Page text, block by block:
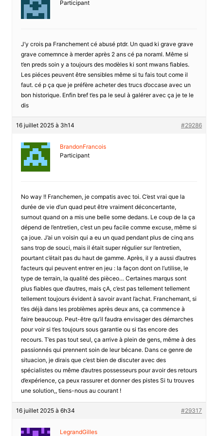
Participant
J’y crois pa Franchement cé abusé ptdr. Un quad ki grave grave
grave comemnce à merder après 2 ans cé pa noraml. Même si
t’en preds soin y a toujours des modèles ki sont mwans fiables.
Les piéces peuvent être sensibles même si tu fais tout come il
faut. cé p ça que je préfère acheter des trucs d’occase avec un
bon historique. Enfin bref t’es pa le seul à galérer avec ça je te le
dis
16 juillet 2025 à 3h14 #29286
BrandonFrancois
Participant
No way !! Franchemen, je compatis avec toi. C’est vrai que la
durée de vie d’un quad peut être vraiment déconcertante,
surnout quand on a mis une belle some dedans. Le coup de la ça
dépend de l’entretien, c’est un peu facile comme excuse, même si
ça joue. J’ai un voisin qui a eu un quad pendant plus de cinq ans
sans trop de souci, mais il était super régulier sur l’entretien,
pourtant c’était pas du haut de gamme. Après, il y a aussi d’autres
facteurs qui peuvent entrer en jeu : la façon dont on l’utilise, le
type de terrain, la qualité des pièceo… Certaines marqus sont
plus fiables que d’autres, mais çA, c’est pas tellement tellement
tellement toujours évident à savoir avant l’achat. Franchemant, si
t’es déjà dans les problèmes après deux ans, ça commence à
faire beaucoup. Peut-être qu’il faudra envisager des démarches
pour voir si t’es toujours sous garantie ou si t’as encore des
recours. T’es pas tout seul, ça arrive à plein de gens, même à des
passionnés qui prennent soin de leur bécane. Dans ce genre de
situacion, je dirais que c’est bien de discuter avec des
spécialistes ou même d’autres possesseurs pour avoir des retours
d’expérience, ça peux rassurer et donner des pistes Si tu trouves
une solution,, tiens-nous au courant !
16 juillet 2025 à 6h34 #29317
LegrandGilles